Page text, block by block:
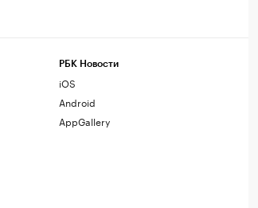
РБК Новости
iOS
Android
AppGallery